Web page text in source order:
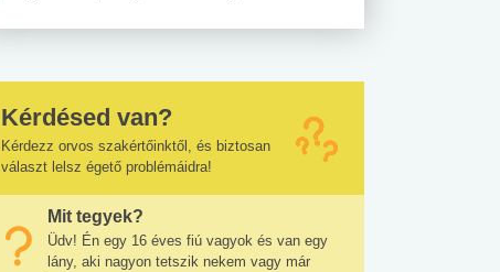
Kérdésed van?
Kérdezz orvos szakértőinktől, és biztosan
választ lelsz égető problémáidra!
Mit tegyek?
Üdv! Én egy 16 éves fiú vagyok és van egy
lány, aki nagyon tetszik nekem vagy már